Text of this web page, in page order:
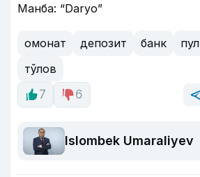
Манба: “Daryo”
омонат депозит банк пул
тўлов
7
6
Islombek Umaraliyev